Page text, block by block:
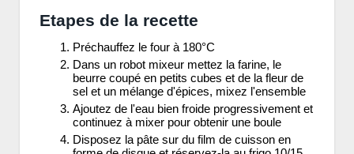
Etapes de la recette
Préchauffez le four à 180°C
Dans un robot mixeur mettez la farine, le
beurre coupé en petits cubes et de la fleur de
sel et un mélange d'épices, mixez l'ensemble
Ajoutez de l'eau bien froide progressivement et
continuez à mixer pour obtenir une boule
Disposez la pâte sur du film de cuisson en